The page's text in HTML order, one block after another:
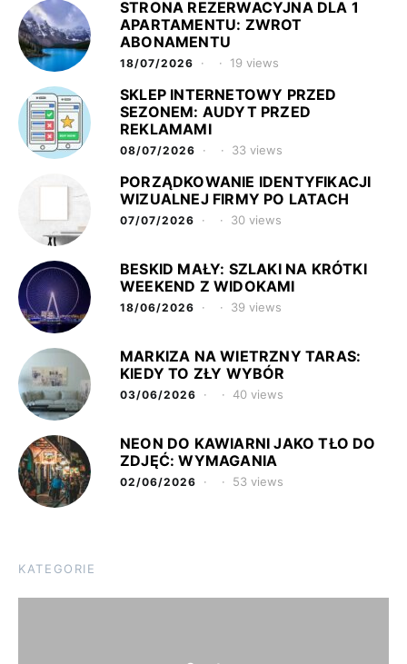
STRONA REZERWACYJNA DLA 1
APARTAMENTU: ZWROT
ABONAMENTU
18/07/2026 19 views
SKLEP INTERNETOWY PRZED
SEZONEM: AUDYT PRZED
REKLAMAMI
08/07/2026 33 views
PORZĄDKOWANIE IDENTYFIKACJI
WIZUALNEJ FIRMY PO LATACH
07/07/2026 30 views
BESKID MAŁY: SZLAKI NA KRÓTKI
WEEKEND Z WIDOKAMI
18/06/2026 39 views
MARKIZA NA WIETRZNY TARAS:
KIEDY TO ZŁY WYBÓR
03/06/2026 40 views
NEON DO KAWIARNI JAKO TŁO DO
ZDJĘĆ: WYMAGANIA
02/06/2026 53 views
KATEGORIE